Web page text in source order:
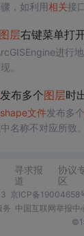
，如利用相关接
图层右键菜单打
进行
。
发布多个图层时
shape文件发布多个
名称不对应所致
寻求报
道
协议
区
京ICP备19004658
务 中国互联网举报中